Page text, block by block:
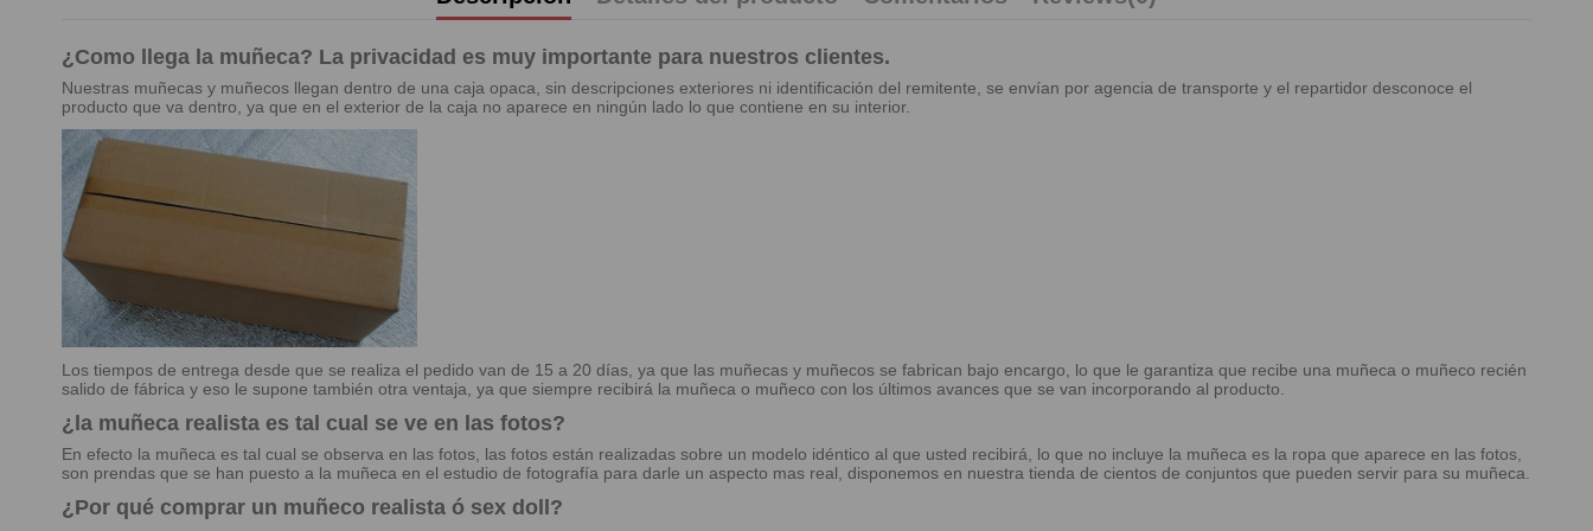
¿Como llega la muñeca? La privacidad es muy importante para nuestros clientes.
Nuestras muñecas y muñecos llegan dentro de una caja opaca, sin descripciones exteriores ni identificación del remitente, se envían por agencia de transporte y el repartidor desconoce el
producto que va dentro, ya que en el exterior de la caja no aparece en ningún lado lo que contiene en su interior.
Los tiempos de entrega desde que se realiza el pedido van de 15 a 20 días, ya que las muñecas y muñecos se fabrican bajo encargo, lo que le garantiza que recibe una muñeca o muñeco recién
salido de fábrica y eso le supone también otra ventaja, ya que siempre recibirá la muñeca o muñeco con los últimos avances que se van incorporando al producto.
¿la muñeca realista es tal cual se ve en las fotos?
En efecto la muñeca es tal cual se observa en las fotos, las fotos están realizadas sobre un modelo idéntico al que usted recibirá, lo que no incluye la muñeca es la ropa que aparece en las fotos,
son prendas que se han puesto a la muñeca en el estudio de fotografía para darle un aspecto mas real, disponemos en nuestra tienda de cientos de conjuntos que pueden servir para su muñeca.
¿Por qué comprar un muñeco realista ó sex doll?